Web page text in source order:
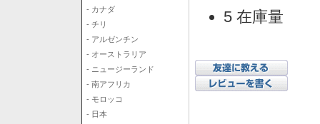
- カナダ
- チリ
- アルゼンチン
- オーストラリア
- ニュージーランド
- 南アフリカ
- モロッコ
- 日本
5 在庫量